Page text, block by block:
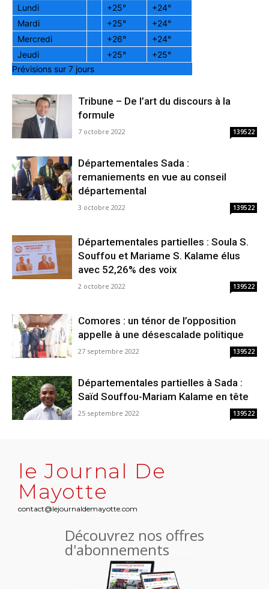
Lundi
+25° +24°
Mardi
+25° +24°
Mercredi
+26° +24°
Jeudi
+25° +25°
Prévisions sur 7 jours
Tribune – De l’art du discours à la
formule
7 octobre 2022 139522
Départementales Sada :
remaniements en vue au conseil
départemental
3 octobre 2022 139522
Départementales partielles : Soula S.
Souffou et Mariame S. Kalame élus
avec 52,26% des voix
2 octobre 2022 139522
Comores : un ténor de l’opposition
appelle à une désescalade politique
27 septembre 2022 139522
Départementales partielles à Sada :
Saïd Souffou-Mariam Kalame en tête
25 septembre 2022 139522
le Journal De
Mayotte
contact@lejournaldemayotte.com
Découvrez nos offres
d'abonnements